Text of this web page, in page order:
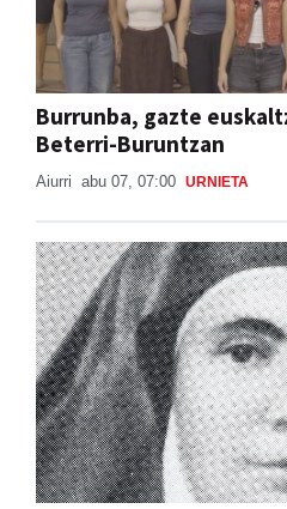
Burrunba, gazte
Beterri-Buruntzan
Aiurri abu 07, 07:00 URNIETA